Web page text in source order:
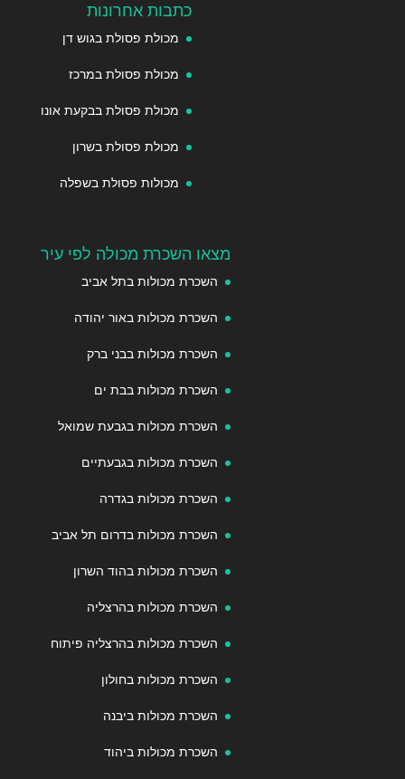
כתבות אחרונות
מכולת פסולת בגוש דן
מכולת פסולת במרכז
מכולת פסולת בבקעת אונו
מכולת פסולת בשרון
מכולות פסולת בשפלה
מצאו השכרת מכולה לפי עיר
השכרת מכולות בתל אביב
השכרת מכולות באור יהודה
השכרת מכולות בבני ברק
השכרת מכולות בבת ים
השכרת מכולות בגבעת שמואל
השכרת מכולות בגבעתיים
השכרת מכולות בגדרה
השכרת מכולות בדרום תל אביב
השכרת מכולות בהוד השרון
השכרת מכולות בהרצליה
השכרת מכולות בהרצליה פיתוח
השכרת מכולות בחולון
השכרת מכולות ביבנה
השכרת מכולות ביהוד